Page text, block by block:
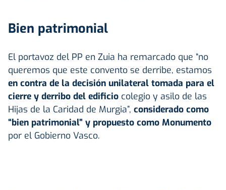
Bien patrimonial
El portavoz del PP en Zuia ha remarcado que “no
queremos que este convento se derribe, estamos
en contra de la decisión unilateral tomada para el
cierre y derribo del edificio colegio y asilo de las
Hijas de la Caridad de Murgia”, considerado como
“bien patrimonial” y propuesto como Monumento
por el Gobierno Vasco.